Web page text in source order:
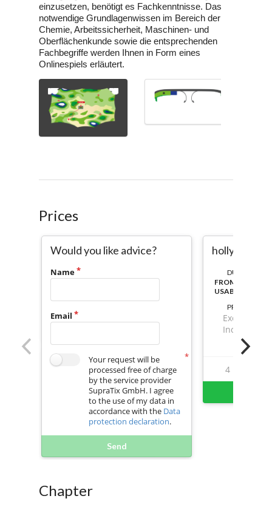
Prices
Would you like advice?
Name
Email
Your request will be
processed free of charge
by the service provider
SupraTix GmbH. I agree
to the use of my data in
accordance with the Data
protection declaration.
Send
hollympiade
DURATION:
FROM
USABLE
PRICE
Excl. VAT
Incl. VAT
4
Chapter